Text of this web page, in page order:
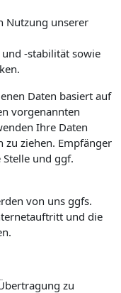
Nutzung unserer
-stabilität sowie
Daten basiert auf
vorgenannten
Ihre Daten
zu ziehen. Empfänger
und ggf.
von uns ggfs.
und die
zu